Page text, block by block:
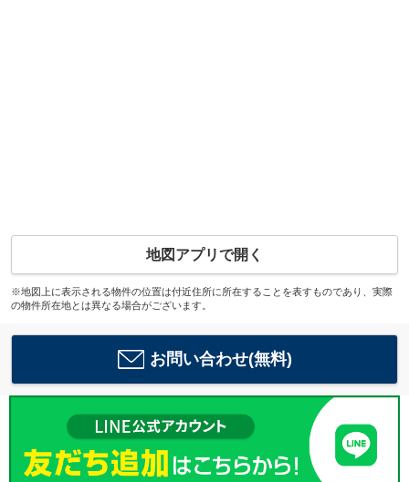
地図アプリで開く
※地図上に表示される物件の位置は付近住所に所在することを表すものであり、実際
の物件所在地とは異なる場合がございます。
お問い合わせ(無料)